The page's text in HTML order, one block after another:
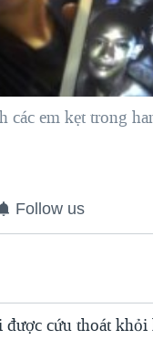
các em kẹt trong
Follow us
cứu thoát khỏi